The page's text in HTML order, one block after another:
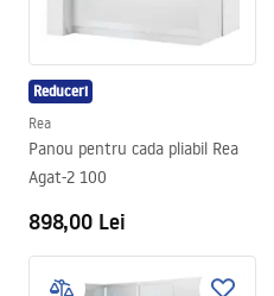
Reduceri
Rea
Panou pentru cada pliabil Rea
Agat-2 100
898,00 Lei